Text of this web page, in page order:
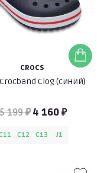
CROCS
Clog (синий)
199 ₽ 4 160 ₽
C12 C13 J1